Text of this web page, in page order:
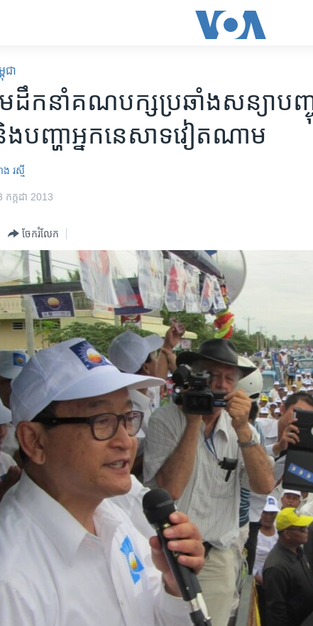
ជា
េ​ដឹកនាំ​គណបក្ស​ប្រឆាំង​សន្យា​បញ្ចុ
ង​​បញ្ហា​អ្នក​នេសាទ​វៀត​ណាម
រស្មី
កក្កដា 2013
ចែករំលែក